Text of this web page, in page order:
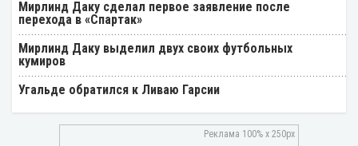
Мирлинд Даку сделал первое заявление после
перехода в «Спартак»
Мирлинд Даку выделил двух своих футбольных
кумиров
Угальде обратился к Ливаю Гарсии